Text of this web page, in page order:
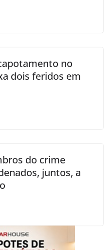
no
dois feridos em
do crime
juntos, a